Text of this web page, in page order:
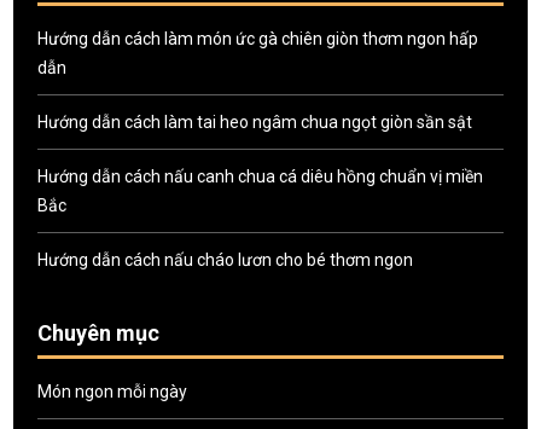
Hướng dẫn cách làm món ức gà chiên giòn thơm ngon hấp
dẫn
Hướng dẫn cách làm tai heo ngâm chua ngọt giòn sần sật
Hướng dẫn cách nấu canh chua cá diêu hồng chuẩn vị miền
Bắc
Hướng dẫn cách nấu cháo lươn cho bé thơm ngon
Chuyên mục
Món ngon mỗi ngày